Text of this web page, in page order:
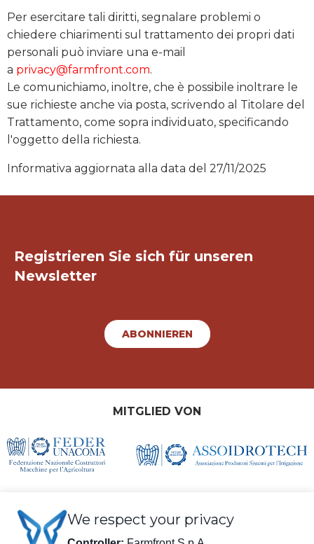
Per esercitare tali diritti, segnalare problemi o
chiedere chiarimenti sul trattamento dei propri dati
personali può inviare una e-mail
a privacy@farmfront.com.
Le comunichiamo, inoltre, che è possibile inoltrare le
sue richieste anche via posta, scrivendo al Titolare del
Trattamento, come sopra individuato, specificando
l'oggetto della richiesta.
Informativa aggiornata alla data del 27/11/2025
Registrieren Sie sich für unseren
Newsletter
ABONNIEREN
MITGLIED VON
We respect your privacy